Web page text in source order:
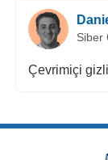
Siber
Çevrimiçi